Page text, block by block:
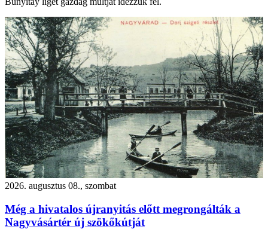
2026. augusztus 08., szombat
Még a hivatalos újranyitás előtt megrongálták a
Nagyvásártér új szökőkútját